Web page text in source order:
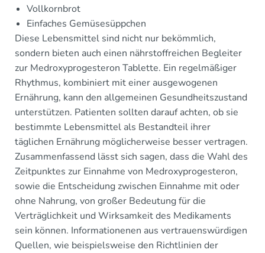
Vollkornbrot
Einfaches Gemüsesüppchen
Diese Lebensmittel sind nicht nur bekömmlich,
sondern bieten auch einen nährstoffreichen Begleiter
zur Medroxyprogesteron Tablette. Ein regelmäßiger
Rhythmus, kombiniert mit einer ausgewogenen
Ernährung, kann den allgemeinen Gesundheitszustand
unterstützen. Patienten sollten darauf achten, ob sie
bestimmte Lebensmittel als Bestandteil ihrer
täglichen Ernährung möglicherweise besser vertragen.
Zusammenfassend lässt sich sagen, dass die Wahl des
Zeitpunktes zur Einnahme von Medroxyprogesteron,
sowie die Entscheidung zwischen Einnahme mit oder
ohne Nahrung, von großer Bedeutung für die
Verträglichkeit und Wirksamkeit des Medikaments
sein können. Informationenen aus vertrauenswürdigen
Quellen, wie beispielsweise den Richtlinien der